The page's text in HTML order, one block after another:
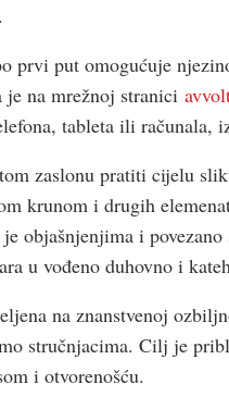
.
prvi put omogućuje
je na mrežnoj stranici
tableta ili računala,
zaslonu pratiti cijelu
krunom i drugih
objašnjenjima i
u vođeno duhovno i
na znanstvenoj
stručnjacima. Cilj je
i otvorenošću.